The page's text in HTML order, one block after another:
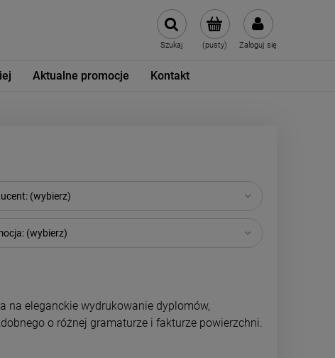
(pusty) Zaloguj się
Szukaj
Aktualne promocje Kontakt
(wybierz)
(wybierz)
na eleganckie wydrukowanie dyplomów,
o różnej gramaturze i fakturze powierzchni.